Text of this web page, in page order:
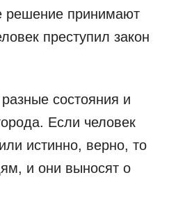
решение принимают
преступил закон
состояния и
Если человек
истинно, верно, то
и они выносят о